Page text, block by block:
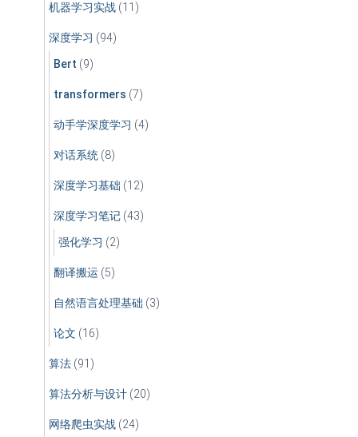
机器学习实战 (11)
深度学习 (94)
Bert (9)
transformers (7)
动手学深度学习 (4)
对话系统 (8)
深度学习基础 (12)
深度学习笔记 (43)
强化学习 (2)
翻译搬运 (5)
自然语言处理基础 (3)
论文 (16)
算法 (91)
算法分析与设计 (20)
网络爬虫实战 (24)